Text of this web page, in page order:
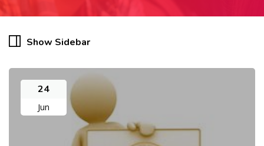
Show Sidebar
24
Jun